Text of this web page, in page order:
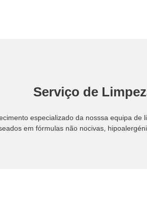
Serviço de
especializado da nosssa equipa
em fórmulas não nocivas,